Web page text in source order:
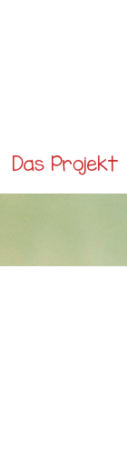
Das Projekt